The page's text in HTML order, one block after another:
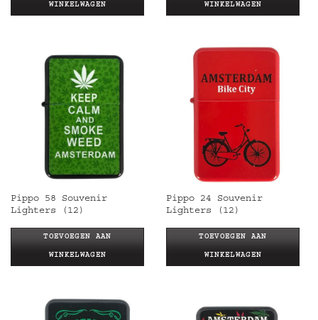
WINKELWAGEN WINKELWAGEN
Pippo 58 Souvenir
Lighters (12)
TOEVOEGEN AAN
WINKELWAGEN
Pippo 24 Souvenir
Lighters (12)
TOEVOEGEN AAN
WINKELWAGEN